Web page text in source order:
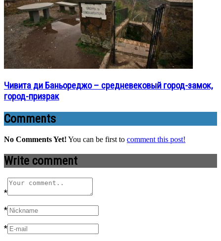
Чивита ди Баньореджо – средневековый город-замок,
город-призрак
Comments
No Comments Yet! You can be first to comment this post!
Write comment
*
*
*